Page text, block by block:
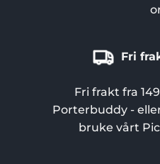
Fri
Fri frakt fra
Porterbuddy -
bruke vårt